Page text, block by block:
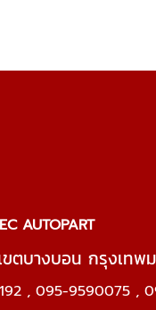
AUTOPART
ตบางบอน กรุงเทพ
, 095-9590075 ,